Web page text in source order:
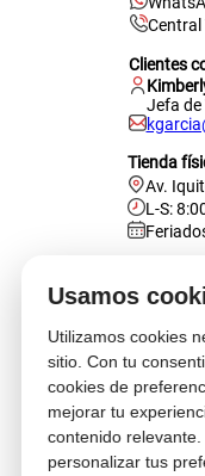
Usamos
Utilizamos cookies
sitio. Con tu
cookies de
mejorar tu
contenido
personalizar tus
Central
Clientes
Jefa de
Tienda
Av.
L-S:
Atención al cliente
Descubre más